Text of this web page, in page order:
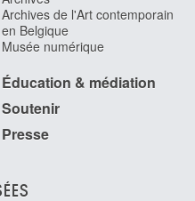
Archives de l'Art contemporain
en Belgique
Musée numérique
Éducation & médiation
Soutenir
Presse